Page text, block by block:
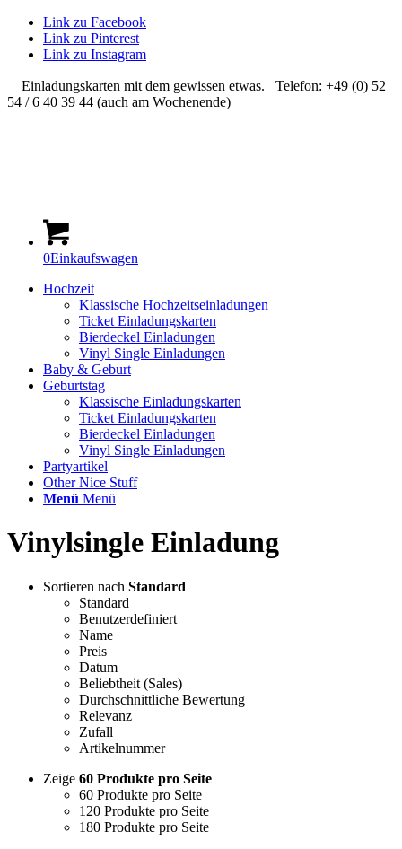
Link zu Facebook
Link zu Pinterest
Link zu Instagram
Einladungskarten mit dem gewissen etwas. Telefon: +49 (0) 52
54 / 6 40 39 44 (auch am Wochenende)
0Einkaufswagen
Hochzeit
Klassische Hochzeitseinladungen
Ticket Einladungskarten
Bierdeckel Einladungen
Vinyl Single Einladungen
Baby & Geburt
Geburtstag
Klassische Einladungskarten
Ticket Einladungskarten
Bierdeckel Einladungen
Vinyl Single Einladungen
Partyartikel
Other Nice Stuff
Menü Menü
Vinylsingle Einladung
Sortieren nach Standard
Standard
Benutzerdefiniert
Name
Preis
Datum
Beliebtheit (Sales)
Durchschnittliche Bewertung
Relevanz
Zufall
Artikelnummer
Zeige 60 Produkte pro Seite
60 Produkte pro Seite
120 Produkte pro Seite
180 Produkte pro Seite